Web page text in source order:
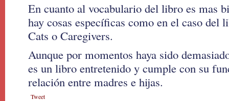
En cuanto al vocabulario del libro es mas
hay cosas específicas como en el caso del
Cats o Caregivers.
Aunque por momentos haya sido
es un libro entretenido y cumple con su
relación entre madres e hijas.
Tweet